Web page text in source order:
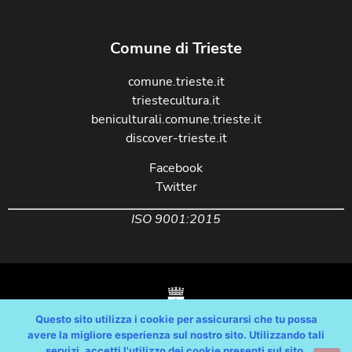
Comune di Trieste
comune.trieste.it
triestecultura.it
beniculturali.comune.trieste.it
discover-trieste.it
Facebook
Twitter
ISO 9001:2015
Questo sito utilizza i cookie per assicurarsi che tu possa
avere la migliore esperienza sul nostro sito. Utilizzando tali